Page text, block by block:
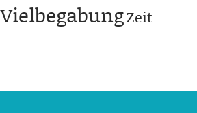
VielbegabungZeit